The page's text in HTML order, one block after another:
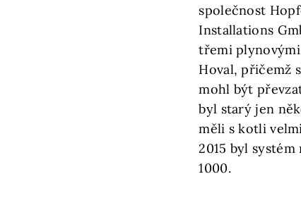
společnost
Installations
třemi
Hoval, přičemž
mohl být
byl starý jen
měli s kotli
2015 byl
1000.